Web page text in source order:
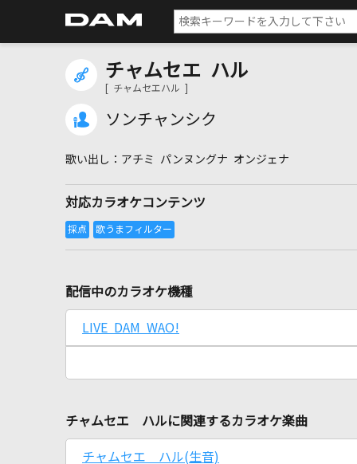
チャムセエ ハル
[ チャムセエハル ]
ソンチャンシク
アチミ パンヌングナ オンジェナ
対応カラオケコンテンツ
配信中のカラオケ機種
LIVE DAM WAO!
チャムセエ ハルに関連するカラオケ楽曲
チャムセエ ハル(生音)